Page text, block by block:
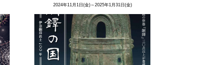
2024年11月1日(金)～2025年1月31日(金)